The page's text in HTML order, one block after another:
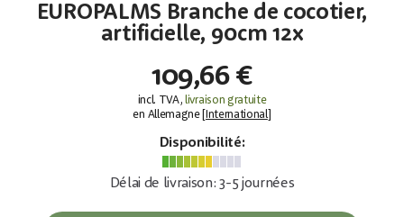
EUROPALMS Branche de cocotier,
artificielle, 90cm 12x
109,66 €
incl. TVA, livraison gratuite
en Allemagne [
International]
Disponibilité:
Délai de livraison: 3-5 journées